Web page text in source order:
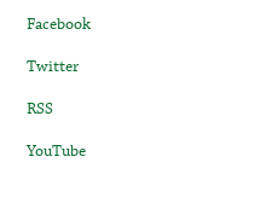
Facebook
Twitter
RSS
YouTube